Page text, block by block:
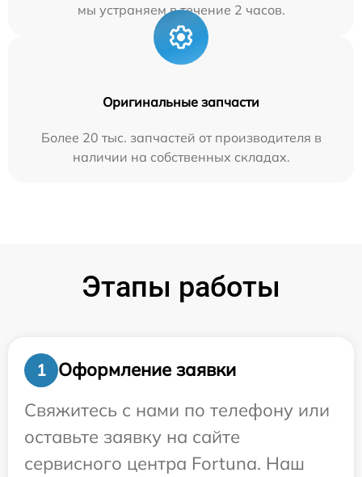
мы устраняем в течение 2 часов.
Оригинальные запчасти
Более 20 тыс. запчастей от производителя в
наличии на собственных складах.
Этапы работы
1
Оформление заявки
Свяжитесь с нами по телефону или
оставьте заявку на сайте
сервисного центра Fortuna. Наш